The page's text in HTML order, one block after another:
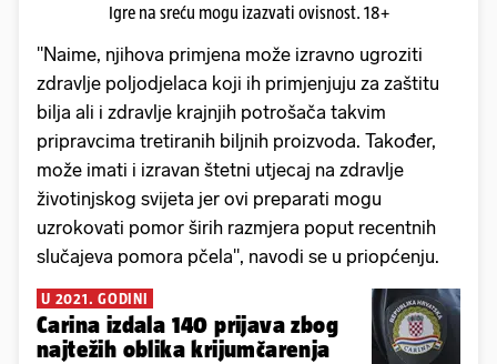
Igre na sreću mogu izazvati ovisnost. 18+
"Naime, njihova primjena može izravno ugroziti
zdravlje poljodjelaca koji ih primjenjuju za zaštitu
bilja ali i zdravlje krajnjih potrošača takvim
pripravcima tretiranih biljnih proizvoda. Također,
može imati i izravan štetni utjecaj na zdravlje
životinjskog svijeta jer ovi preparati mogu
uzrokovati pomor širih razmjera poput recentnih
slučajeva pomora pčela", navodi se u priopćenju.
U 2021. GODINI
Carina izdala 140 prijava zbog
najtežih oblika krijumčarenja